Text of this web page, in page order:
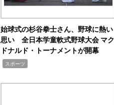
始球式の杉谷拳士さん、野球に熱い
思い 全日本学童軟式野球大会 マク
ドナルド・トーナメントが開幕
スポーツ